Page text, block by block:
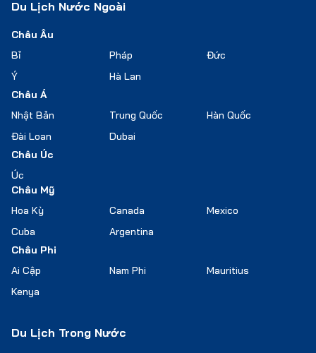
Du Lịch Nước Ngoài
Châu Âu
Bỉ
Pháp
Đức
Ý
Hà Lan
Châu Á
Nhật Bản
Trung Quốc
Hàn Quốc
Đài Loan
Dubai
Châu Úc
Úc
Châu Mỹ
Hoa Kỳ
Canada
Mexico
Cuba
Argentina
Châu Phi
Ai Cập
Nam Phi
Mauritius
Kenya
Du Lịch Trong Nước